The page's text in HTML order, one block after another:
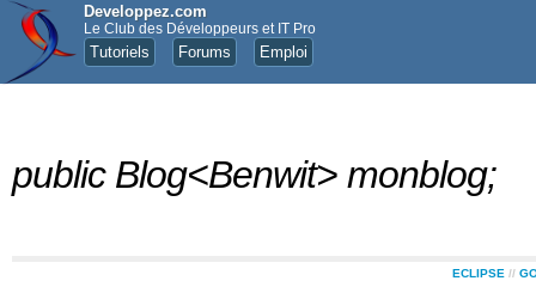
Developpez.com
Le Club des Développeurs et IT Pro
Tutoriels Forums Emploi
public Blog<Benwit> monblog;
ECLIPSE //